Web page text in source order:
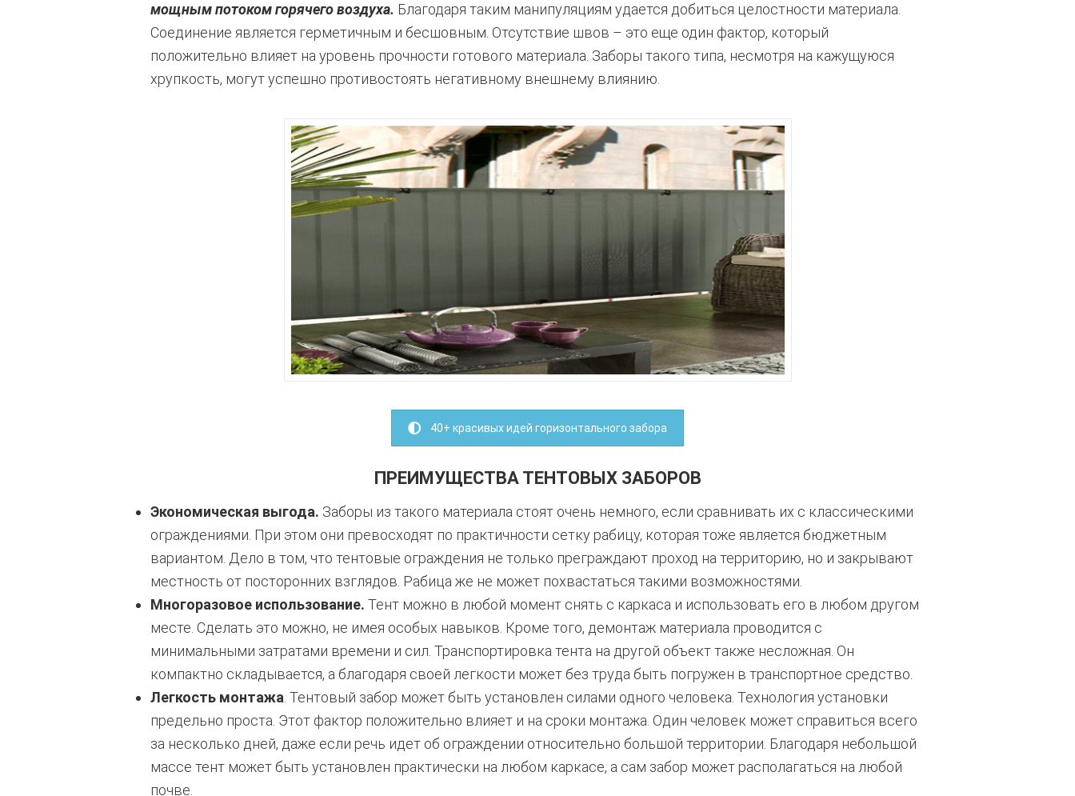
мощным потоком горячего воздуха. Благодаря таким манипуляциям удается добиться целостности материала.
Соединение является герметичным и бесшовным. Отсутствие швов – это еще один фактор, который
положительно влияет на уровень прочности готового материала. Заборы такого типа, несмотря на кажущуюся
хрупкость, могут успешно противостоять негативному внешнему влиянию.
40+ красивых идей горизонтального забора
ПРЕИМУЩЕСТВА ТЕНТОВЫХ ЗАБОРОВ
Экономическая выгода. Заборы из такого материала стоят очень немного, если сравнивать их с классическими
ограждениями. При этом они превосходят по практичности сетку рабицу, которая тоже является бюджетным
вариантом. Дело в том, что тентовые ограждения не только преграждают проход на территорию, но и закрывают
местность от посторонних взглядов. Рабица же не может похвастаться такими возможностями.
Многоразовое использование. Тент можно в любой момент снять с каркаса и использовать его в любом другом
месте. Сделать это можно, не имея особых навыков. Кроме того, демонтаж материала проводится с
минимальными затратами времени и сил. Транспортировка тента на другой объект также несложная. Он
компактно складывается, а благодаря своей легкости может без труда быть погружен в транспортное средство.
Легкость монтажа . Тентовый забор может быть установлен силами одного человека. Технология установки
предельно проста. Этот фактор положительно влияет и на сроки монтажа. Один человек может справиться всего
за несколько дней, даже если речь идет об ограждении относительно большой территории. Благодаря небольшой
массе тент может быть установлен практически на любом каркасе, а сам забор может располагаться на любой
почве.